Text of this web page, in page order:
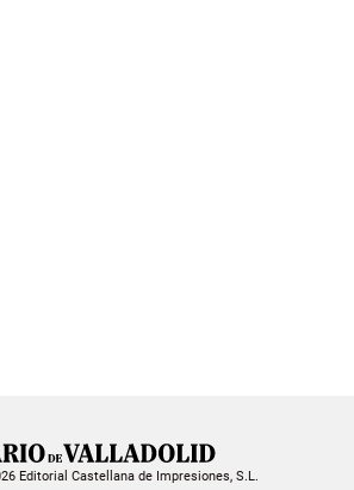
Editorial Castellana de Impresiones, S.L.